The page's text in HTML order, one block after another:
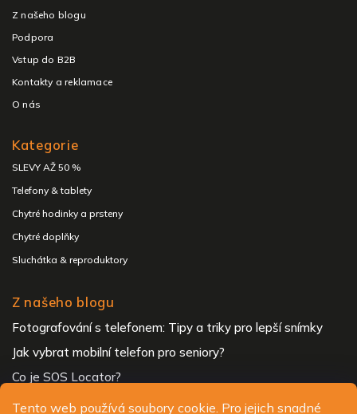
Tento web používá soubory cookie. Pro jejich snadné
Z našeho blogu
Podpora
Vstup do B2B
Kontakty a reklamace
O nás
Kategorie
SLEVY AŽ 50 %
Telefony & tablety
Chytré hodinky a prsteny
Chytré doplňky
Sluchátka & reproduktory
Z našeho blogu
Fotografování s telefonem: Tipy a triky pro lepší snímky
Jak vybrat mobilní telefon pro seniory?
Co je SOS Locator?